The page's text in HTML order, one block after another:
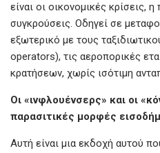
είναι οι οικονομικές κρίσεις,
συγκρούσεις. Οδηγεί σε
εξωτερικό με τους
operators), τις αεροπορικές
κρατήσεων, χωρίς ισότιμη
Οι «ινφλουένσερς» και οι «
παρασιτικές μορφές
Αυτή είναι μια εκδοχή αυτού